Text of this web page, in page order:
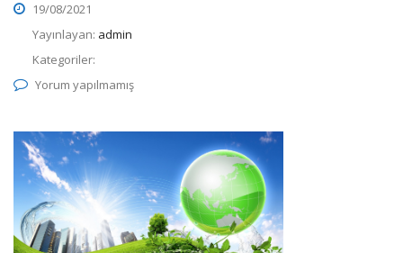
19/08/2021
Yayınlayan: admin
Kategoriler:
Yorum yapılmamış